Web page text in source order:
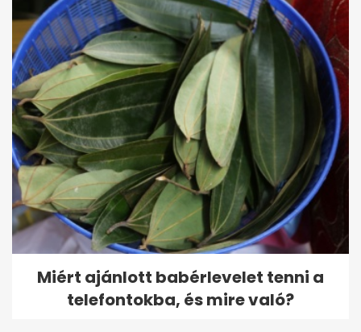
Miért ajánlott babérlevelet tenni a
telefontokba, és mire való?